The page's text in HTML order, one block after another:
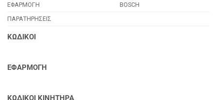
ΕΦΑΡΜΟΓΗ
BOSCH
ΠΑΡΑΤΗΡΗΣΕΙΣ
ΚΩΔΙΚΟΙ
ΕΦΑΡΜΟΓΗ
ΚΩΔΙΚΟΙ ΚΙΝΗΤΗΡΑ